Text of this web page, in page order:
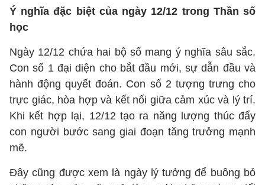
Ý nghĩa đặc biệt của ngày 12/12 trong Thần số
học
Ngày 12/12 chứa hai bộ số mang ý nghĩa sâu sắc.
Con số 1 đại diện cho bắt đầu mới, sự dẫn đầu và
hành động quyết đoán. Con số 2 tượng trưng cho
trực giác, hòa hợp và kết nối giữa cảm xúc và lý trí.
Khi kết hợp lại, 12/12 tạo ra năng lượng thúc đẩy
con người bước sang giai đoạn tăng trưởng mạnh
mẽ.
Đây cũng được xem là ngày lý tưởng để buông bỏ